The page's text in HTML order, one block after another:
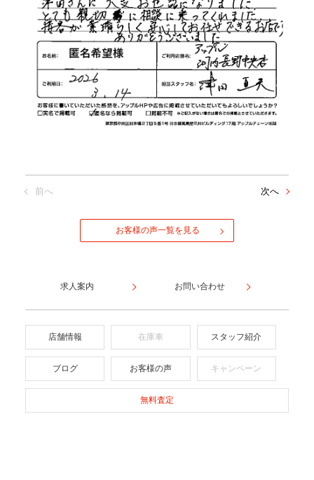
前へ 次へ
お客様の声一覧を見る
求人案内 お問い合わせ
店舗情報 在庫車 スタッフ紹介
ブログ お客様の声 キャンペーン
無料査定